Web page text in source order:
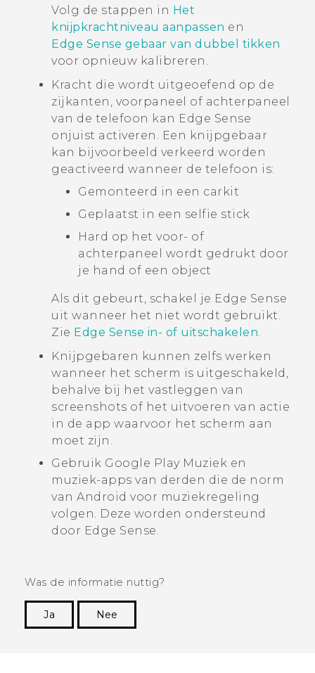
Volg de stappen in Het
knijpkrachtniveau aanpassen en
Edge Sense gebaar van dubbel tikken
voor opnieuw kalibreren.
Kracht die wordt uitgeoefend op de
zijkanten, voorpaneel of achterpaneel
van de telefoon kan Edge Sense
onjuist activeren. Een knijpgebaar
kan bijvoorbeeld verkeerd worden
geactiveerd wanneer de telefoon is:
Gemonteerd in een carkit
Geplaatst in een selfie stick
Hard op het voor- of
achterpaneel wordt gedrukt door
je hand of een object
Als dit gebeurt, schakel je Edge Sense
uit wanneer het niet wordt gebruikt.
Zie Edge Sense in- of uitschakelen.
Knijpgebaren kunnen zelfs werken
wanneer het scherm is uitgeschakeld,
behalve bij het vastleggen van
screenshots of het uitvoeren van actie
in de app waarvoor het scherm aan
moet zijn.
Gebruik Google Play Muziek en
muziek-apps van derden die de norm
van Android voor muziekregeling
volgen. Deze worden ondersteund
door Edge Sense.
Was de informatie nuttig?
Ja
Nee